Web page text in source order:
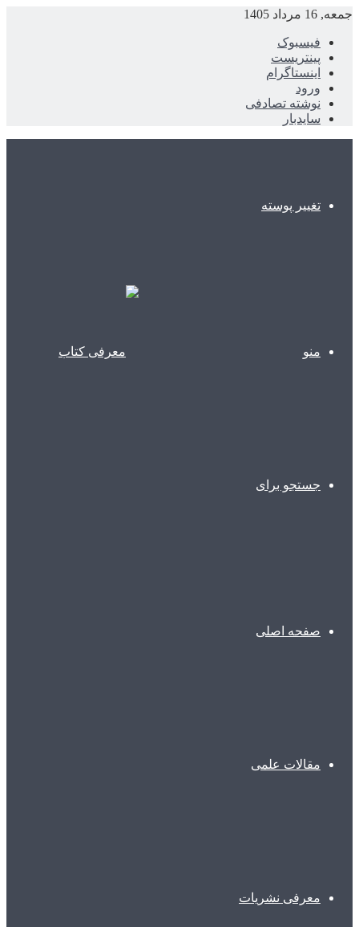
جمعه, 16 مرداد 1405
فیسبوک
پینتریست
اینستاگرام
ورود
نوشته تصادفی
سایدبار
تغییر پوسته
منو
جستجو برای
صفحه اصلی
مقالات علمی
معرفی نشریات